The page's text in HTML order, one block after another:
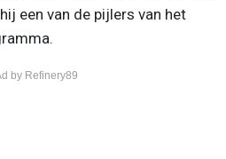
een van de pijlers van het
by Refinery89